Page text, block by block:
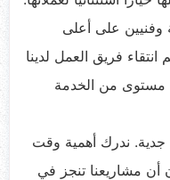
وفنيين على أعلى
فريق العمل لدينا
مستوى من الخدمة
جدية. ندرك أهمية وقت
أن مشاريعنا تنجز في